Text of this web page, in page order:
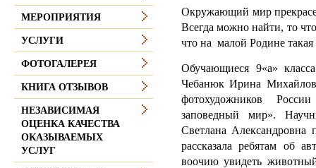
Окружающий мир
Всегда можно найти, то
что на малой Родине такая
Обучающиеся 9«а»
Чебанюк Ирина
фотохудожников
заповедный мир».
Светлана Александровна
рассказала ребятам об
воочию увидеть
МЕРОПРИЯТИЯ
УСЛУГИ
ФОТОГАЛЕРЕЯ
КНИГА ОТЗЫВОВ
НЕЗАВИСИМАЯ
ОЦЕНКА КАЧЕСТВА
ОКАЗЫВАЕМЫХ
УСЛУГ